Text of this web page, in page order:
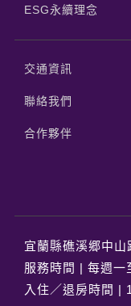
ESG永續理念
交通資訊
聯絡我們
合作夥伴
宜蘭縣礁溪郷中山
服務時間 | 每週一
入住／退房時間 |